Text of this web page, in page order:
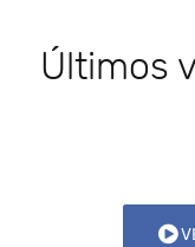
Últimos